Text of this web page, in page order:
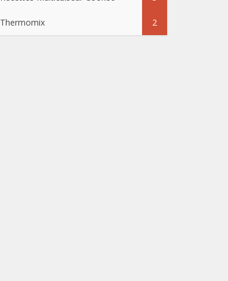
Thermomix 2